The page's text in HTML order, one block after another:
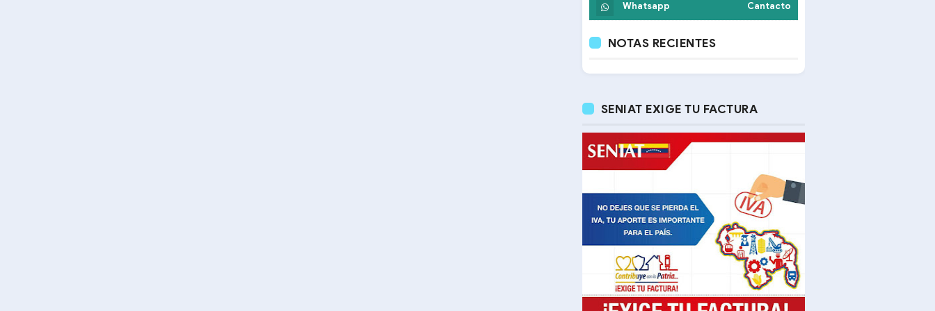
Whatsapp Cantacto
NOTAS RECIENTES
SENIAT EXIGE TU FACTURA